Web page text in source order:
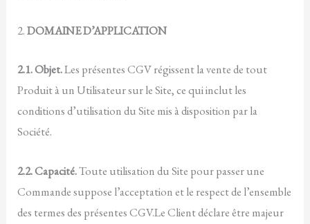
2.DOMAINE D’APPLICATION
2.1. Objet.Les présentes CGV régissent la vente de tout
Produit à un Utilisateur sur le Site, ce qui inclut les
conditions d’utilisation du Site mis à disposition par la
Société.
2.2. Capacité.Toute utilisation du Site pour passer une
Commande suppose l’acceptation et le respect de l’ensemble
des termes des présentes CGV.Le Client déclare être majeur